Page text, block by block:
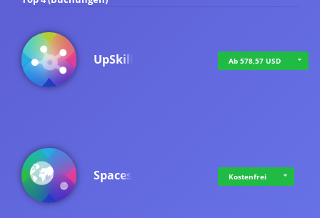
UpSkill Ab 578,57 USD
Spaces Kostenfrei